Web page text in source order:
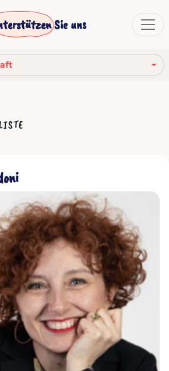
Sie uns
Geschichte
Verhaltenskodex
Unser Netzwerk
Gemeinschaft